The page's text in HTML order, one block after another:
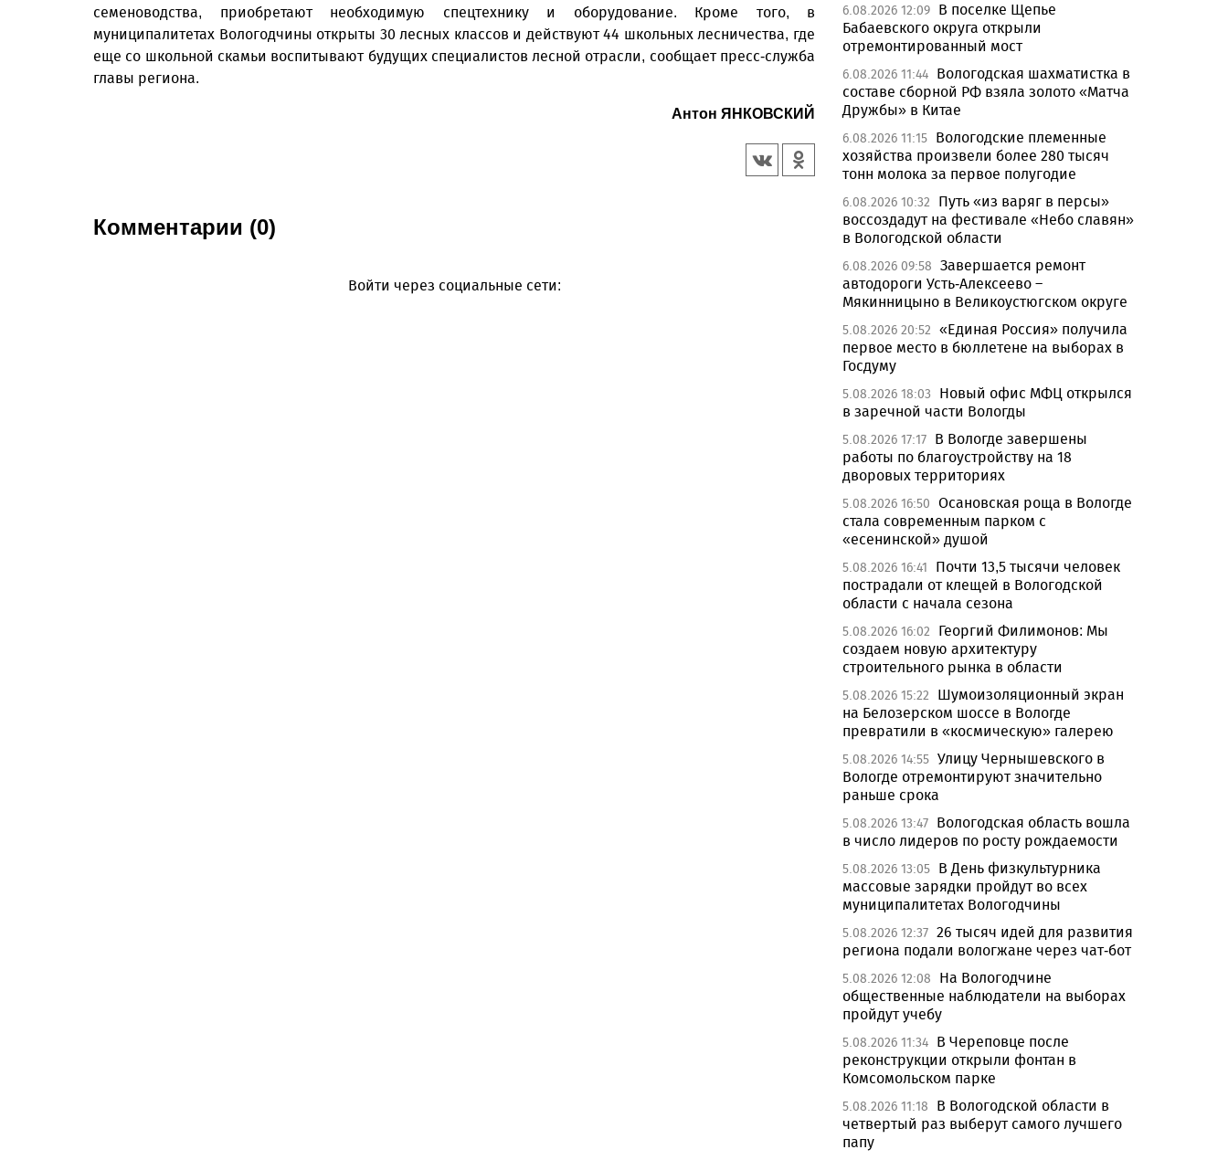
семеноводства, приобретают необходимую спецтехнику и оборудование. Кроме того, в
муниципалитетах Вологодчины открыты 30 лесных классов и действуют 44 школьных лесничества, где
еще со школьной скамьи воспитывают будущих специалистов лесной отрасли, сообщает пресс-служба
главы региона.
Антон ЯНКОВСКИЙ
Комментарии (0)
Войти через социальные сети:
6.08.2026 12:09 В поселке Щепье
Бабаевского округа открыли
отремонтированный мост
6.08.2026 11:44 Вологодская шахматистка в
составе сборной РФ взяла золото «Матча
Дружбы» в Китае
6.08.2026 11:15 Вологодские племенные
хозяйства произвели более 280 тысяч
тонн молока за первое полугодие
6.08.2026 10:32
Путь «из варяг в персы»
воссоздадут на фестивале «Небо славян»
в Вологодской области
6.08.2026 09:58 Завершается ремонт
автодороги Усть-Алексеево –
Мякинницыно в Великоустюгском округе
5.08.2026 20:52 «Единая Россия» получила
первое место в бюллетене на выборах в
Госдуму
5.08.2026 18:03
Новый офис МФЦ открылся
в заречной части Вологды
5.08.2026 17:17 В Вологде завершены
работы по благоустройству на 18
дворовых территориях
5.08.2026 16:50 Осановская роща в Вологде
стала современным парком с
«есенинской» душой
5.08.2026 16:41
Почти 13,5 тысячи человек
пострадали от клещей в Вологодской
области с начала сезона
5.08.2026 16:02
Георгий Филимонов: Мы
создаем новую архитектуру
строительного рынка в области
5.08.2026 15:22
Шумоизоляционный экран
на Белозерском шоссе в Вологде
превратили в «космическую» галерею
5.08.2026 14:55 Улицу Чернышевского в
Вологде отремонтируют значительно
раньше срока
5.08.2026 13:47 Вологодская область вошла
в число лидеров по росту рождаемости
5.08.2026 13:05 В День физкультурника
массовые зарядки пройдут во всех
муниципалитетах Вологодчины
5.08.2026 12:37 26 тысяч идей для развития
региона подали вологжане через чат-бот
5.08.2026 12:08
На Вологодчине
общественные наблюдатели на выборах
пройдут учебу
5.08.2026 11:34 В Череповце после
реконструкции открыли фонтан в
Комсомольском парке
5.08.2026 11:18
В Вологодской области в
четвертый раз выберут самого лучшего
папу